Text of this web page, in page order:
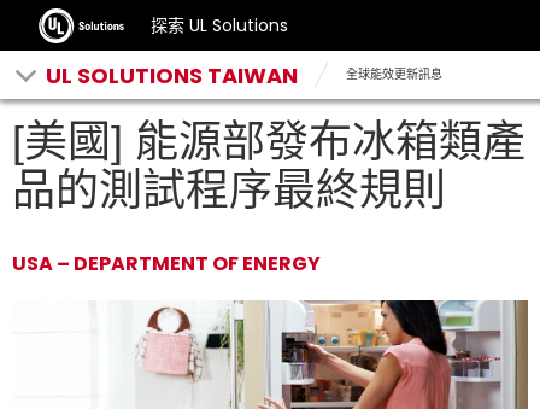
探索 UL Solutions
UL SOLUTIONS TAIWAN 全球能效更新訊息
[美國] 能源部發布冰箱類產
品的測試程序最終規則
USA – DEPARTMENT OF ENERGY